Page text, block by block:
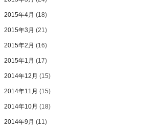
2015年4月 (18)
2015年3月 (21)
2015年2月 (16)
2015年1月 (17)
2014年12月 (15)
2014年11月 (15)
2014年10月 (18)
2014年9月 (11)